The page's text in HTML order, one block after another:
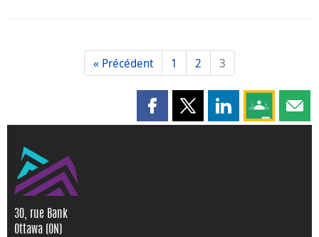
« Précédent 1 2 3
Partager cette page sur
Partager cette page sur X
Partager cette
Partagez
30, rue Bank
Ottawa (ON)